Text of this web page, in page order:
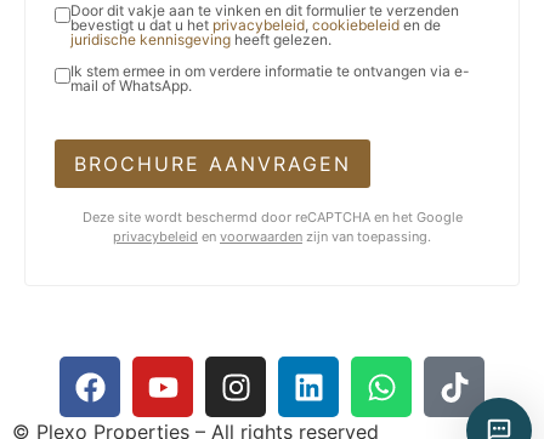
Door dit vakje aan te vinken en dit formulier te verzenden
bevestigt u dat u het privacybeleid, cookiebeleid en de
juridische kennisgeving heeft gelezen.
Ik stem ermee in om verdere informatie te ontvangen via e-
mail of WhatsApp.
BROCHURE AANVRAGEN
Deze site wordt beschermd door reCAPTCHA en het Google
privacybeleid en voorwaarden zijn van toepassing.
© Plexo Properties – All rights reserved